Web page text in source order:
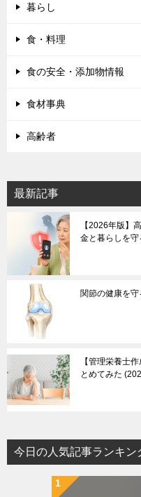
暮らし
食・料理
食の安全・添加物情報
食材事典
高齢者
最新記事
【2026年版】
金と暮らしを
関節の健康を守
【管理栄養士
とめてみた
今日の人気記事ランキン